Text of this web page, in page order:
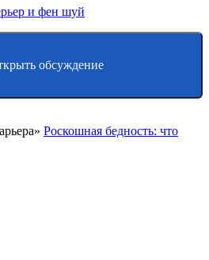
и фен шуй
обсуждение
Роскошная бедность: что